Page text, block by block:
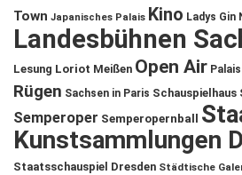
Town Japanisches Palais Kino Ladys Gin
Landesbühnen
Lesung Loriot Meißen Open Air
Rügen Sachsen in Paris Schauspielhaus
Semperoper Semperopernball
Kunstsammlungen
Staatsschauspiel Dresden Städtische